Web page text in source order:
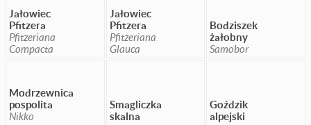
Jałowiec
Pfitzera
Pfitzeriana
Compacta
Jałowiec
Pfitzera
Pfitzeriana
Glauca
Bodziszek
żałobny
Samobor
Modrzewnica
pospolita
Nikko
Smagliczka
skalna
Goździk
alpejski